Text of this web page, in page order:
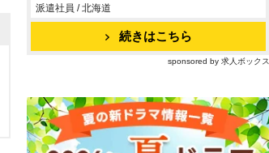
派遣社員 / 北海道
続きはこちら
sponsored by 求人ボックス